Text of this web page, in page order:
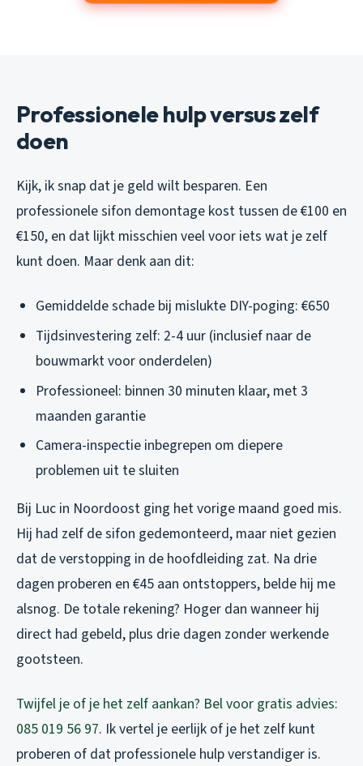
Professionele hulp versus zelf
doen
Kijk, ik snap dat je geld wilt besparen. Een
professionele sifon demontage kost tussen de €100 en
€150, en dat lijkt misschien veel voor iets wat je zelf
kunt doen. Maar denk aan dit:
Gemiddelde schade bij mislukte DIY-poging: €650
Tijdsinvestering zelf: 2-4 uur (inclusief naar de
bouwmarkt voor onderdelen)
Professioneel: binnen 30 minuten klaar, met 3
maanden garantie
Camera-inspectie inbegrepen om diepere
problemen uit te sluiten
Bij Luc in Noordoost ging het vorige maand goed mis.
Hij had zelf de sifon gedemonteerd, maar niet gezien
dat de verstopping in de hoofdleiding zat. Na drie
dagen proberen en €45 aan ontstoppers, belde hij me
alsnog. De totale rekening? Hoger dan wanneer hij
direct had gebeld, plus drie dagen zonder werkende
gootsteen.
Twijfel je of je het zelf aankan? Bel voor gratis advies:
085 019 56 97. Ik vertel je eerlijk of je het zelf kunt
proberen of dat professionele hulp verstandiger is.